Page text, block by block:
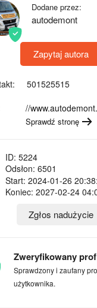
Dodane przez:
autodemont
Zapytaj autora
501525515
//
Sprawdź stronę
ID: 5224
Odsłon: 6501
Start: 2024-01-26
Koniec: 2027-02-24
Zgłos nadużycie
Zweryfikowany
Sprawdzony i zaufany
użytkownika.